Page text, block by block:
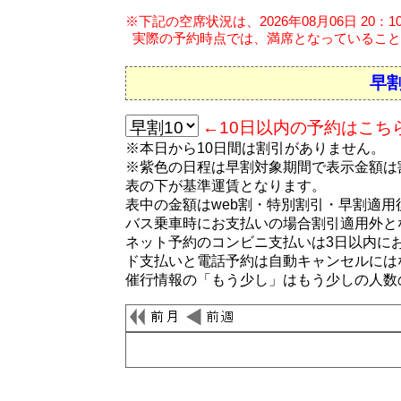
※下記の空席状況は、2026年08月06日 20：
実際の予約時点では、満席となっているこ
早
←10日以内の予約はこち
※本日から10日間は割引がありません。
※紫色の日程は早割対象期間で表示金額
表の下が基準運賃となります。
表中の金額はweb割・特別割引・早割適
バス乗車時にお支払いの場合割引適用外
ネット予約のコンビニ支払いは3日以内に
ド支払いと電話予約は自動キャンセルに
催行情報の「もう少し」はもう少しの人